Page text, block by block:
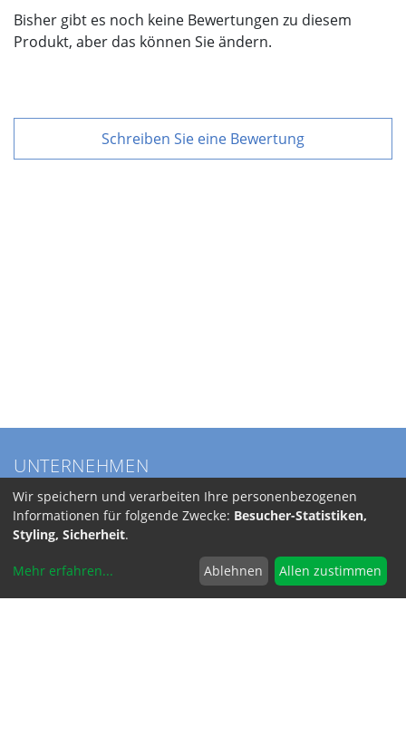
Bisher gibt es noch keine Bewertungen zu diesem
Produkt, aber das können Sie ändern.
Schreiben Sie eine Bewertung
UNTERNEHMEN
Über BKL
Service
Anfahrt
Jobs
SERVICE
Wir speichern und verarbeiten Ihre personenbezogenen
Informationen für folgende Zwecke: Besucher-Statistiken,
Styling, Sicherheit.
Mehr erfahren... Ablehnen Allen zustimmen